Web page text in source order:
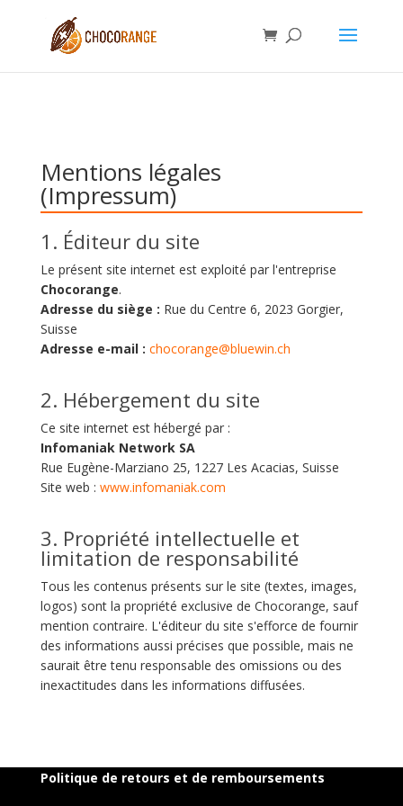
Mentions légales
(Impressum)
1. Éditeur du site
Le présent site internet est exploité par l'entreprise
Chocorange.
Adresse du siège : Rue du Centre 6, 2023 Gorgier,
Suisse
Adresse e-mail : chocorange@bluewin.ch
2. Hébergement du site
Ce site internet est hébergé par :
Infomaniak Network SA
Rue Eugène-Marziano 25, 1227 Les Acacias, Suisse
Site web : www.infomaniak.com
3. Propriété intellectuelle et
limitation de responsabilité
Tous les contenus présents sur le site (textes, images,
logos) sont la propriété exclusive de Chocorange, sauf
mention contraire. L'éditeur du site s'efforce de fournir
des informations aussi précises que possible, mais ne
saurait être tenu responsable des omissions ou des
inexactitudes dans les informations diffusées.
Politique de retours et de remboursements